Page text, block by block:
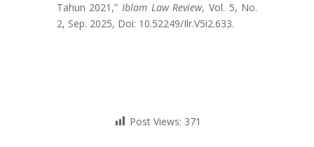
Tahun 2021,” Iblam Law Review, Vol. 5, No.
2, Sep. 2025, Doi: 10.52249/Ilr.V5i2.633.
Post Views: 371